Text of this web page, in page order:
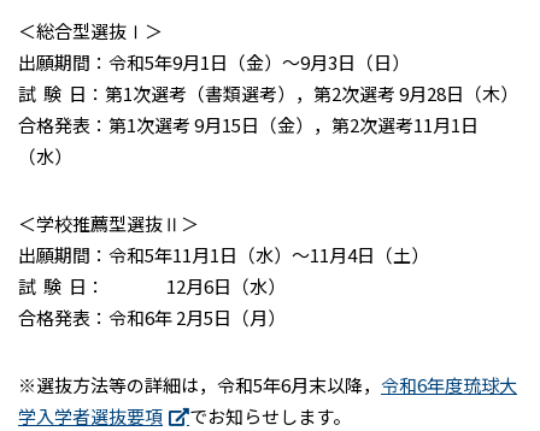
＜総合型選抜Ⅰ＞
出願期間：令和5年9月1日（金）～9月3日（日）
試 験 日：第1次選考（書類選考），第2次選考 9月28日（木）
合格発表：第1次選考 9月15日（金），第2次選考11月1日
（水）
＜学校推薦型選抜Ⅱ＞
出願期間：令和5年11月1日（水）～11月4日（土）
試 験 日： 12月6日（水）
合格発表：令和6年 2月5日（月）
※選抜方法等の詳細は，令和5年6月末以降， 令和6年度琉球大
学入学者選抜要項
でお知らせします。